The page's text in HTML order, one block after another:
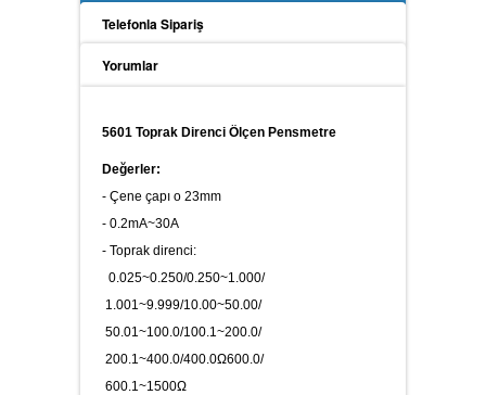
İzolasyon Megeri
Anemometre
Kalibratör
Karbondioksit Ölçer
Telefonla Sipariş
Yorumlar
5601 Toprak Direnci Ölçen Pensmetre
Değerler:
- Çene çapı o 23mm
- 0.2mA~30A
- Toprak direnci:
0.025~0.250/0.250~1.000/
1.001~9.999/10.00~50.00/
50.01~100.0/100.1~200.0/
200.1~400.0/400.0Ω600.0/
600.1~1500Ω